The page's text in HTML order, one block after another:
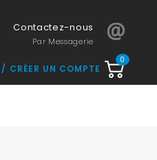
Contactez-nous
Par Messagerie
0
CRÉER UN COMPTE